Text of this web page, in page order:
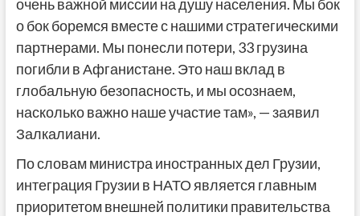
очень важной миссии на душу населения. Мы бок
о бок боремся вместе с нашими стратегическими
партнерами. Мы понесли потери, 33 грузина
погибли в Афганистане. Это наш вклад в
глобальную безопасность, и мы осознаем,
насколько важно наше участие там», — заявил
Залкалиани.
По словам министра иностранных дел Грузии,
интеграция Грузии в НАТО является главным
приоритетом внешней политики правительства